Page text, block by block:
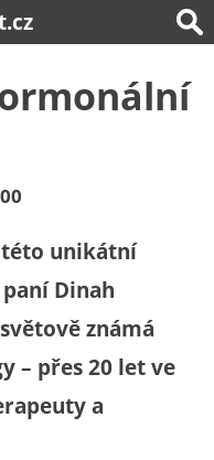
této unikátní
Dinah
známá
– přes 20 let ve
a